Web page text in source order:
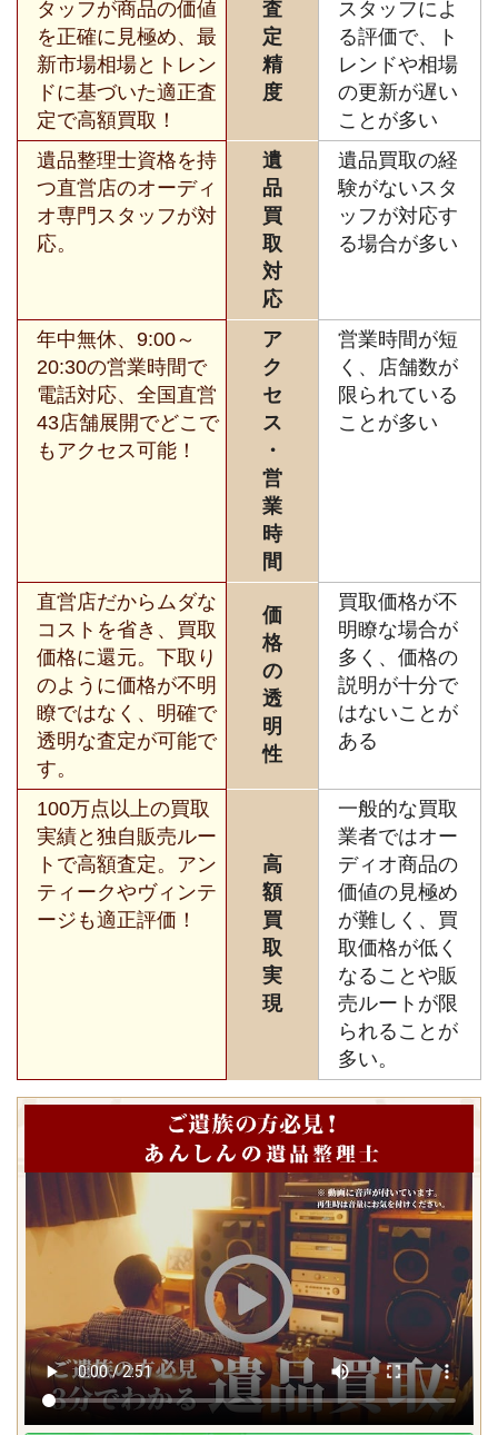
タッフが商品の価値
を正確に見極め、最
新市場相場とトレン
ドに基づいた適正査
定で高額買取！
査
定
精
度
スタッフによ
る評価で、ト
レンドや相場
の更新が遅い
ことが多い
遺品整理士資格を持
つ直営店のオーディ
オ専門スタッフが対
応。
遺
品
買
取
対
応
遺品買取の経
験がないスタ
ッフが対応す
る場合が多い
年中無休、9:00～
20:30の営業時間で
電話対応、全国直営
43店舗展開でどこで
もアクセス可能！
ア
ク
セ
ス
・
営
業
時
間
営業時間が短
く、店舗数が
限られている
ことが多い
直営店だからムダな
コストを省き、買取
価格に還元。下取り
のように価格が不明
瞭ではなく、明確で
透明な査定が可能で
す。
価
格
の
透
明
性
買取価格が不
明瞭な場合が
多く、価格の
説明が十分で
はないことが
ある
100万点以上の買取
実績と独自販売ルー
トで高額査定。アン
ティークやヴィンテ
ージも適正評価！
高
額
買
取
実
現
一般的な買取
業者ではオー
ディオ商品の
価値の見極め
が難しく、買
取価格が低く
なることや販
売ルートが限
られることが
多い。